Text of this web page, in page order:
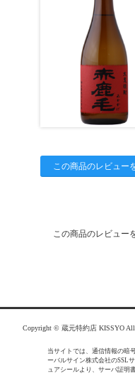
この商品のレビュー
この商品のレビュー
Copyright © 蔵元特約店 KISSYO All
当サイトでは、通信情報の暗
ーバルサイン株式会社のSSL
ュアシールより、サーバ証明